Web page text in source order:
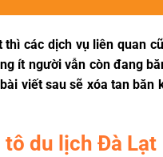
các dịch vụ liên quan
ít người vẫn còn đang
viết sau sẽ xóa tan
tô du lịch Đà Lạt